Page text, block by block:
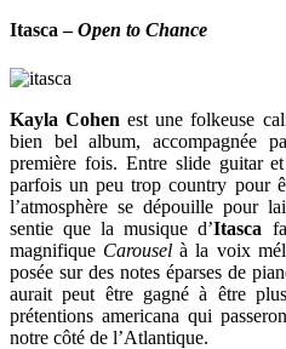
Itasca–Open to Chance
Kayla Cohen est une folkeuse
bien bel album, accompagnée
première fois. Entre slide guitar
parfois un peu trop country pour
l’atmosphère se dépouille pour
sentie que la musique d’Itasca
magnifique Carousel à la voix
posée sur des notes éparses de
aurait peut être gagné à être
prétentions americana qui
notre côté de l’Atlantique.